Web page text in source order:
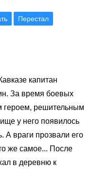
Перестал
капитан
За время боевых
героем, решительным
у него появилось
А враги прозвали его
же самое... После
в деревню к